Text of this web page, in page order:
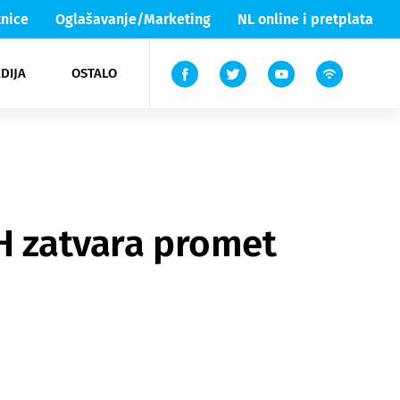
Oglašavanje/Marketing NL online i pretplata
OSTALO
Lika & Senj
TV
zatvara promet